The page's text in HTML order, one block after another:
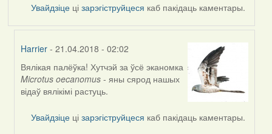
Увайдзіце цізарэгіструйцеся каб пакідаць каментары.
Harrier - 21.04.2018 - 02:02
In
reply
to
Feather
Вялікая палёўка! Хутчэй за ўсё эканомка
Microtus oecanomus - яны сярод нашых
відаў вялікімі растуць.
Увайдзіце цізарэгіструйцеся каб пакідаць каментары.